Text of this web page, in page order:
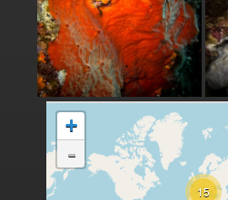
15
+
-